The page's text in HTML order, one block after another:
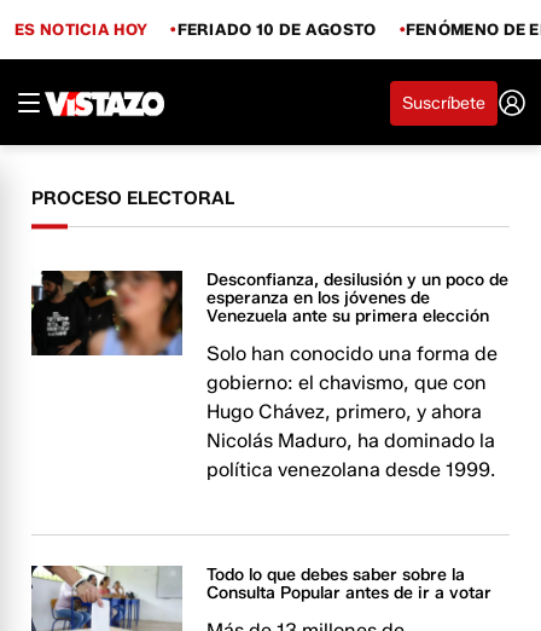
ES NOTICIA HOY FERIADO 10 DE AGOSTO FENÓMENO DE
Suscríbete
PROCESO ELECTORAL
Desconfianza, desilusión y un poco de
esperanza en los jóvenes de
Venezuela ante su primera elección
Solo han conocido una forma de
gobierno: el chavismo, que con
Hugo Chávez, primero, y ahora
Nicolás Maduro, ha dominado la
política venezolana desde 1999.
Todo lo que debes saber sobre la
Consulta Popular antes de ir a votar